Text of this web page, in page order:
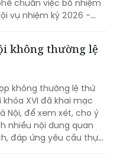
điều hành của Chủ
Thanh Mẫn, Quốc
chuẩn việc bổ nhiệm
vụ nhiệm kỳ 2026 -
hành Trung ương Đảng,
Bộ Nội vụ.
không thường lệ
không thường lệ thứ
khóa XVI đã khai mạc